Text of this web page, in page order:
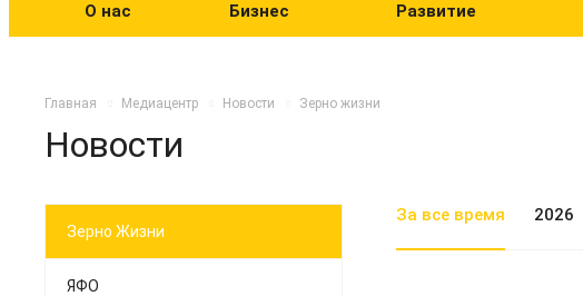
О нас Бизнес Развитие
Главная Медиацентр Новости Зерно жизни
Новости
За все время 2026
Зерно Жизни
ЯФО